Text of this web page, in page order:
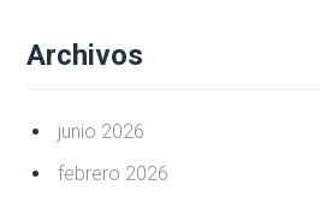
Archivos
junio 2026
febrero 2026